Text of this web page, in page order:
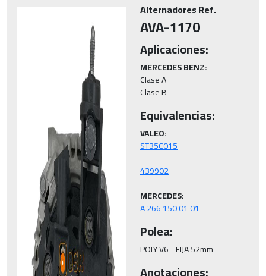
Alternadores Ref.
AVA-1170
Aplicaciones:
MERCEDES BENZ:
Clase A
Clase B
Equivalencias:
VALEO:
MERCEDES:
A 266 150 01 01
Polea:
POLY V6 - FIJA 52mm